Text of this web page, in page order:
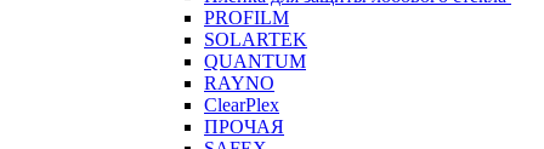
PROFILM
SOLARTEK
QUANTUM
RAYNO
ClearPlex
ПРОЧАЯ